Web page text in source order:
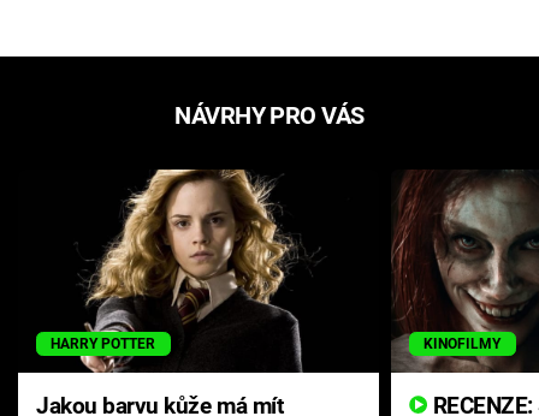
NÁVRHY PRO VÁS
HARRY POTTER
Jakou barvu kůže má mít
KINOFILMY